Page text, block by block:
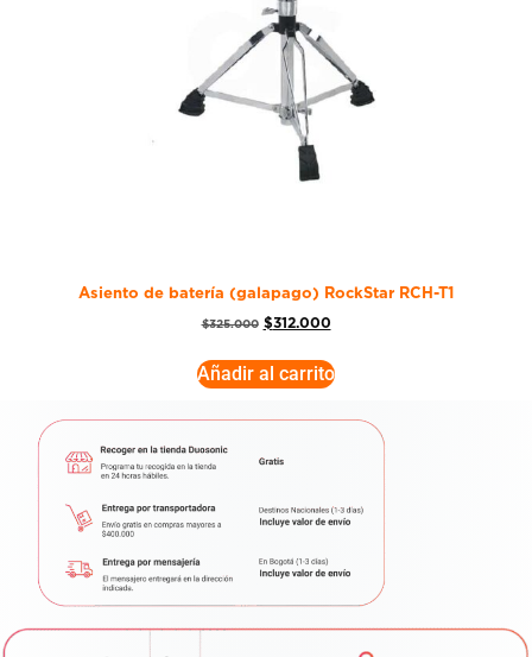
Asiento de batería (galapago) RockStar RCH-T1
$325.000 $312.000
Añadir al carrito